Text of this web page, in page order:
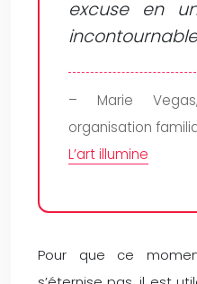
excuse en
– Marie
organisation
L’art illumine
Pour que ce